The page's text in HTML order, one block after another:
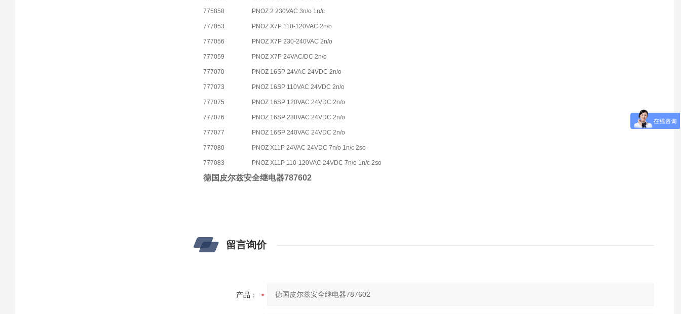
775850 PNOZ 2 230VAC 3n/o 1n/c
777053 PNOZ X7P 110-120VAC 2n/o
777056 PNOZ X7P 230-240VAC 2n/o
777059 PNOZ X7P 24VAC/DC 2n/o
777070 PNOZ 16SP 24VAC 24VDC 2n/o
777073 PNOZ 16SP 110VAC 24VDC 2n/o
777075 PNOZ 16SP 120VAC 24VDC 2n/o
777076 PNOZ 16SP 230VAC 24VDC 2n/o
777077 PNOZ 16SP 240VAC 24VDC 2n/o
777080 PNOZ X11P 24VAC 24VDC 7n/o 1n/c 2so
777083 PNOZ X11P 110-120VAC 24VDC 7n/o 1n/c 2so
德国皮尔兹安全继电器787602
留言询价
产品：